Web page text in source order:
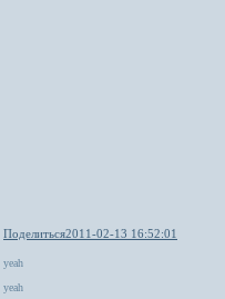
Поделиться2011-02-13 16:52:01
yeah
yeah